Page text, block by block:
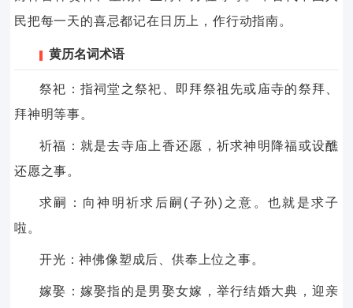
民把每一天的喜忌都记在日历上，作行动指南。
黄历名词术语
祭祀：指祠堂之祭祀、即拜祭祖先或庙寺的祭拜、
拜神明等事。
祈福：就是去寺庙上香还愿，祈求神明降福或设醮
还愿之事。
求嗣：向神明祈求后嗣(子孙)之意。也就是求子
啦。
开光：神佛像塑成后、供奉上位之事。
嫁娶：嫁娶指的是男娶女嫁，举行结婚大典，迎亲